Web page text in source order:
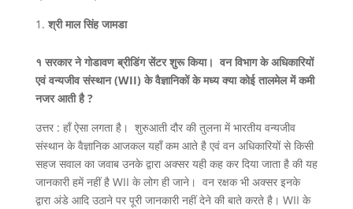
श्री माल सिंह जामडा
१ सरकार ने गोडावण ब्रीडिंग सेंटर शुरू किया। वन विभाग के अधिकारियों
एवं वन्यजीव संस्थान (WII) के वैज्ञानिकों के मध्य क्या कोई तालमेल में कमी
नजर आती है ?
उत्तर : हाँ ऐसा लगता है। शुरुआती दौर की तुलना में भारतीय वन्यजीव
संस्थान के वैज्ञानिक आजकल यहाँ कम आते है एवं वन अधिकारियों से किसी
सहज सवाल का जवाब उनके द्वारा अक्सर यही कह कर दिया जाता है की यह
जानकारी हमें नहीं है WII के लोग ही जाने। वन रक्षक भी अक्सर इनके
द्वारा अंडे आदि उठाने पर पूरी जानकारी नहीं देने की बाते करते है। WII के